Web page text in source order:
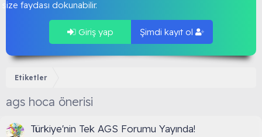
faydası dokunabilir.
Giriş yap Şimdi kayıt ol
Etiketler
ags hoca önerisi
Türkiye'nin Tek AGS Forumu Yayında!